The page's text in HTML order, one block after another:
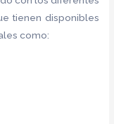
tienen disponibles
como: